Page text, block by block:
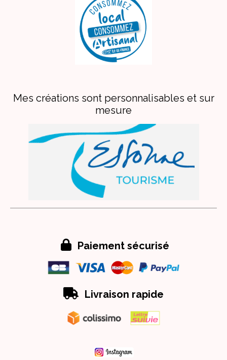
Mes créations sont personnalisables et sur
mesure
 Paiement sécurisé
 Livraison rapide